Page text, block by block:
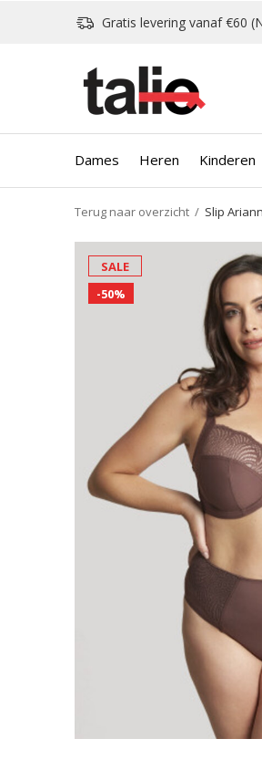
Dames Heren Kinderen
Gratis levering vanaf €60 (NL:
Terug naar overzicht Slip
SALE
-50%